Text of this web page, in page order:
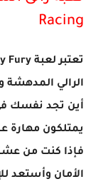
Racing
الرالي المدهشة و
أين تجد نفسك
يمتلكون مهارة
فإذا كنت من
الأمان وأستعد